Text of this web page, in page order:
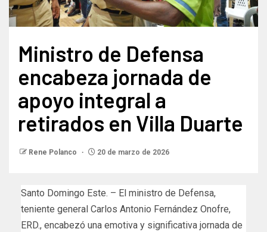
Ministro de Defensa
encabeza jornada de
apoyo integral a
retirados en Villa Duarte
Rene Polanco 20 de marzo de 2026
Santo Domingo Este. – El ministro de Defensa,
teniente general Carlos Antonio Fernández Onofre,
ERD., encabezó una emotiva y significativa jornada de